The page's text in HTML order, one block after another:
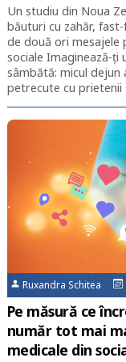
Un studiu din Noua
băuturi cu zahăr,
de două ori mesajele
sociale Imaginează-ți
sâmbătă: micul dejun
petrecute cu
Ruxandra Schitea
Pe măsură ce
număr tot mai
medicale din